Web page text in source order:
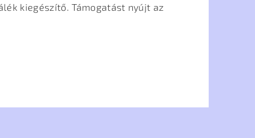
kiegészítő. Támogatást nyújt az